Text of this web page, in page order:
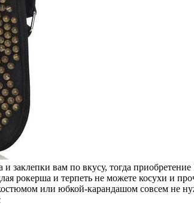
заклепки вам по вкусу, тогда
рокерша и терпеть не можете косухи и
или юбкой-карандашом совсем не